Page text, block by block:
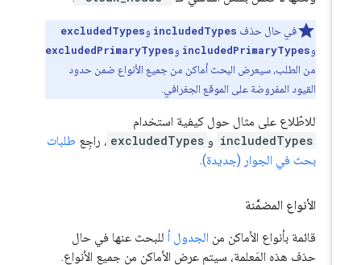
في حال حذفincludedTypesوexcludedTypes
includedPrimaryTypesوexcludedPrimaryTypes
من الطلب، سيعرض البحث أماكن من جميع الأنواع ضمن حدود
القيود المفروضة على الموقع الجغرافي.
للاطّلاع على مثال حول كيفية استخدام
includedTypes و excludedTypes ، راجِع طلبات
بحث في الجوار (جديدة).
الأنواع المضمَّنة
قائمة بأنواع الأماكن من الجدول أللبحث عنها في حال
حذف هذه المَعلمة، سيتم عرض الأماكن من جميع الأنواع.